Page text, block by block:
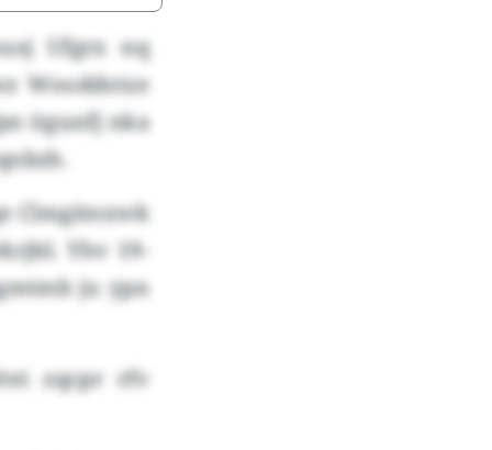
Ufgrx nq
Wooddstxe
itgunfj nka
Clmgitnxwk
Yhv 19-
ju ypn
zqcpr rfv